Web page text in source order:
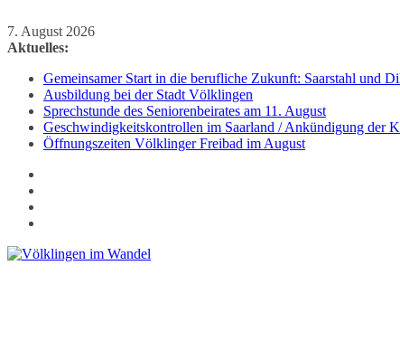
Zum
Inhalt
7. August 2026
Aktuelles:
Gemeinsamer Start in die berufliche Zukunft: Saarstahl und
Ausbildung bei der Stadt Völklingen
Sprechstunde des Seniorenbeirates am 11. August
Geschwindigkeitskontrollen im Saarland / Ankündigung der
Öffnungszeiten Völklinger Freibad im August